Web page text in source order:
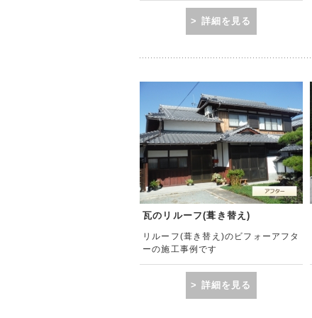
> 詳細を見る
瓦のリルーフ(葺き替え)
リルーフ(葺き替え)のビフォーアフタ
ーの施工事例です
> 詳細を見る